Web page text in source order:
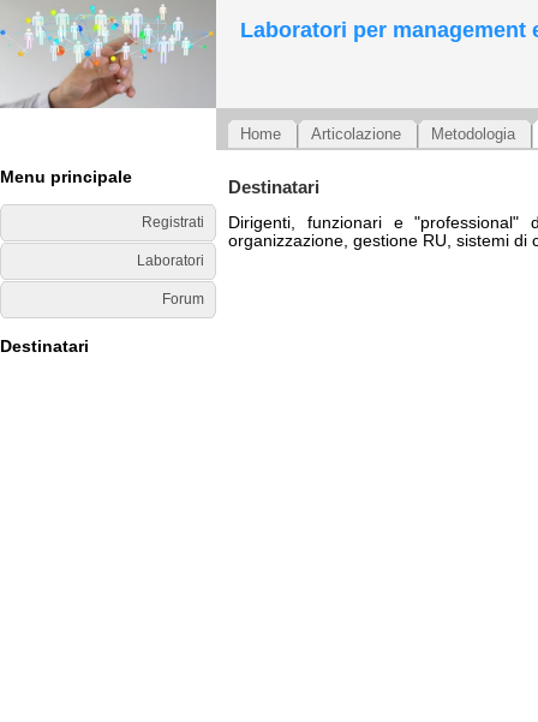
Laboratori per management
Home Articolazione Metodologia
Menu principale
Registrati
Laboratori
Forum
Destinatari
Destinatari
Dirigenti, funzionari e
organizzazione, gestione RU, sistemi di